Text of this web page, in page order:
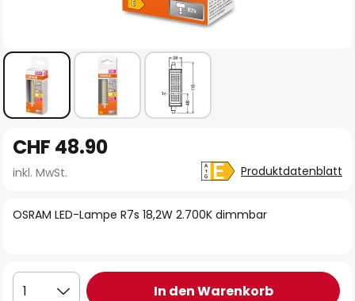
Anfang
der
springen
OSRAM LED-Lampe R7s 18,2W 2.700K dimmbar
CHF 48.90
inkl. MwSt. Produktdatenblatt
1 In den Warenkorb